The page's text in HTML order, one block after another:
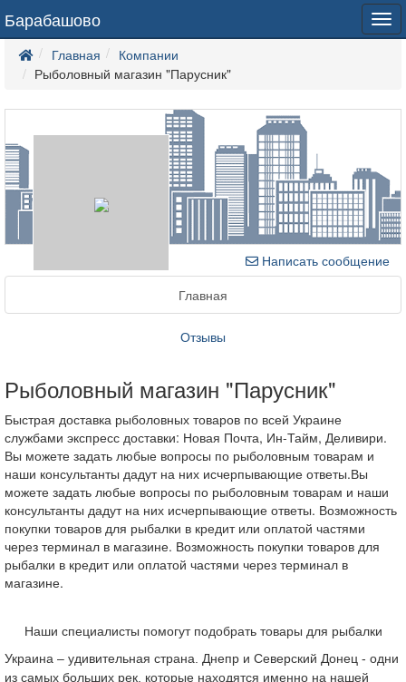
Барабашово
Главная
Компании
Рыболовный магазин "Парусник"
Написать сообщение
Главная
Отзывы
Рыболовный магазин "Парусник"
Быстрая доставка рыболовных товаров по всей Украине
службами экспресс доставки: Новая Почта, Ин-Тайм, Деливири.
Вы можете задать любые вопросы по рыболовным товарам и
наши консультанты дадут на них исчерпывающие ответы.Вы
можете задать любые вопросы по рыболовным товарам и наши
консультанты дадут на них исчерпывающие ответы. Возможность
покупки товаров для рыбалки в кредит или оплатой частями
через терминал в магазине. Возможность покупки товаров для
рыбалки в кредит или оплатой частями через терминал в
магазине.
Наши специалисты помогут подобрать товары для рыбалки
Украина – удивительная страна. Днепр и Северский Донец - одни
из самых больших рек, которые находятся именно на нашей